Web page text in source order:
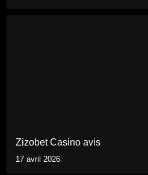
Zizobet Casino avis
17 avril 2026